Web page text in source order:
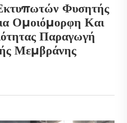
Φυσητής
Ομοιόμορφη Και
Παραγωγή
Μεμβράνης